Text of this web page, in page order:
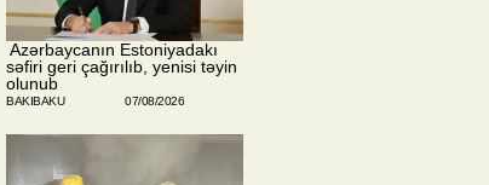
​ Azərbaycanın Estoniyadakı
səfiri geri çağırılıb, yenisi təyin
olunub
BAKIBAKU 07/08/2026